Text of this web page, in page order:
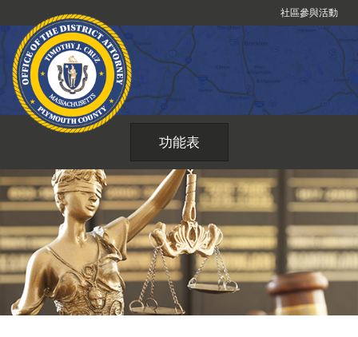
到
內
社區參與活動
功能表